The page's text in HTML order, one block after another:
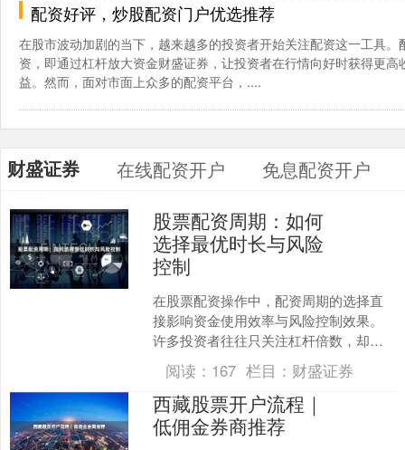
配资好评，炒股配资门户优选推荐
在股市波动加剧的当下，越来越多的投资者开始关注配资这一工具。
资，即通过杠杆放大资金财盛证券，让投资者在行情向好时获得更高
益。然而，面对市面上众多的配资平台，....
财盛证券 在线配资开户 免息配资开户
股票配资周期：如何
选择最优时长与风险
控制
在股票配资操作中，配资周期的选择直
接影响资金使用效率与风险控制效果。
许多投资者往往只关注杠杆倍数，却忽
视了周期长短对交易策略的制约。本文
将系统分析不同配资周期的....
阅读： 167 栏目： 财盛证券
西藏股票开户流程｜
低佣金券商推荐